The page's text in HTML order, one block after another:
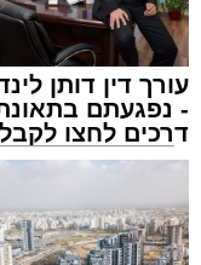
עורך דין דותן
- נפגעתם
דרכים לחצו
שמגיע לכם